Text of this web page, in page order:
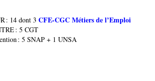
: 14 dont 3 CFE-CGC Métiers de l’Emploi
: 5 CGT
: 5 SNAP + 1 UNSA